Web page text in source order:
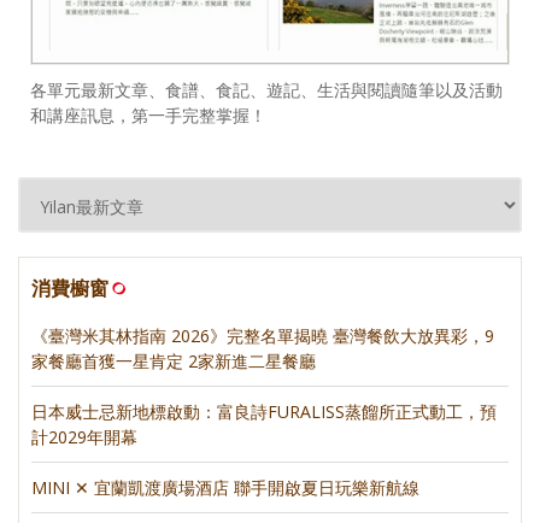
各單元最新文章、食譜、食記、遊記、生活與閱讀隨筆以及活動
和講座訊息，第一手完整掌握！
消費櫥窗
《臺灣米其林指南 2026》完整名單揭曉 臺灣餐飲大放異彩，9
家餐廳首獲一星肯定 2家新進二星餐廳
日本威士忌新地標啟動：富良詩FURALISS蒸餾所正式動工，預
計2029年開幕
MINI ✕ 宜蘭凱渡廣場酒店 聯手開啟夏日玩樂新航線